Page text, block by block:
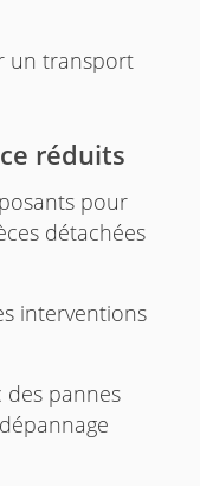
un transport
réduits
pour
détachées
interventions
des pannes